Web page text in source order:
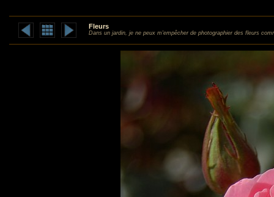
Fleurs
Dans un jardin, je ne peux m'empêcher de photographier des fleurs